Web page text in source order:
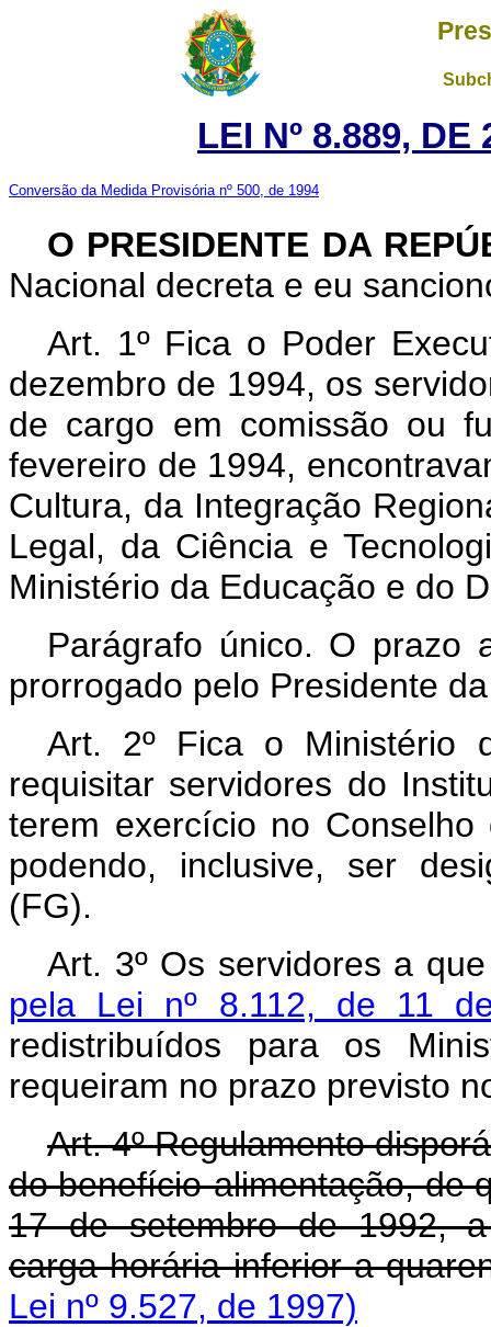
LEI Nº 8.889, DE
Conversão da Medida Provisória nº 500, de 1994
O PRESIDENTE DA
Nacional decreta e eu
Art. 1º Fica o Poder
dezembro de 1994, os
de cargo em comissão ou
fevereiro de 1994,
Cultura, da Integração
Legal, da Ciência e
Ministério da Educação e do
Parágrafo único. O
prorrogado pelo Presidente
Art.
2º Fica o Ministério
requisitar servidores do
terem exercício no
podendo, inclusive, ser
(FG).
Art. 3º Os servidores a
pela Lei nº 8.112, de 11
redistribuídos para os
requeiram no prazo previsto
Art. 4º Regulamento
do benefício-alimentação, de
17 de setembro de 1992,
carga horária inferior a
Lei nº 9.527, de 1997)